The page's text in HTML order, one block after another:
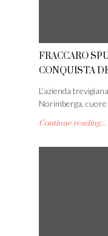
FRACCARO
CONQUISTA
L’azienda
Norimberga,
Continue reading...